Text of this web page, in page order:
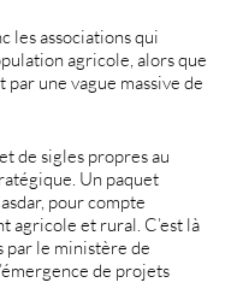
les associations qui
agricole, alors que
une vague massive de
de sigles propres au
Un paquet
pour compte
agricole et rural. C’est là
par le ministère de
de projets